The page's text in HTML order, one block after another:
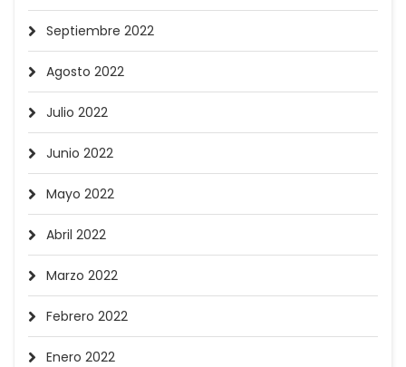
Septiembre 2022
Agosto 2022
Julio 2022
Junio 2022
Mayo 2022
Abril 2022
Marzo 2022
Febrero 2022
Enero 2022